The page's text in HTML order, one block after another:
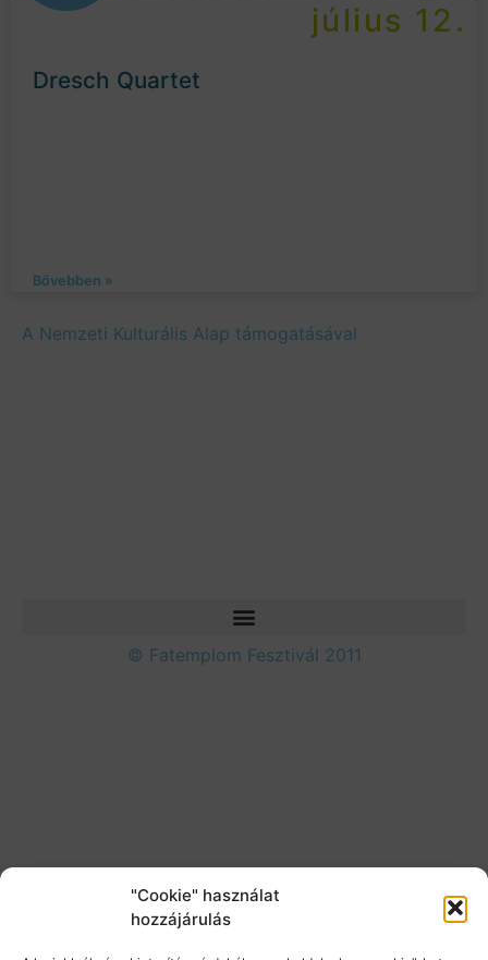
"Cookie" használat
hozzájárulás
július 12.
Dresch Quartet
Bővebben »
A Nemzeti Kulturális Alap támogatásával
© Fatemplom Fesztivál 2011